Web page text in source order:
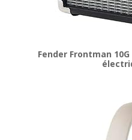
Fender Frontman